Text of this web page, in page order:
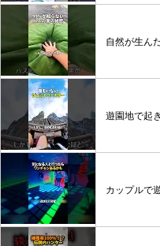
自然が生ん
遊園地で起
カップルで